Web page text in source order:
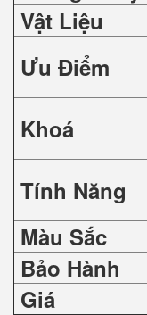
Vật Liệu
Ưu Điểm
Khoá
Tính Năng
Màu Sắc
Bảo Hành
Giá